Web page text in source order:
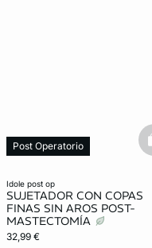
idole post op
SUJETADOR CON COPAS
FINAS SIN AROS POST-
MASTECTOMÍA
32,99 €
Post Operatorio